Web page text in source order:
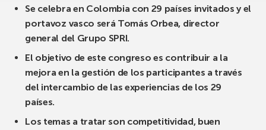
Se celebra en Colombia con 29 países invitados y el
portavoz vasco será Tomás Orbea, director
general del Grupo SPRI.
El objetivo de este congreso es contribuir a la
mejora en la gestión de los participantes a través
del intercambio de las experiencias de los 29
países.
Los temas a tratar son competitividad, buen